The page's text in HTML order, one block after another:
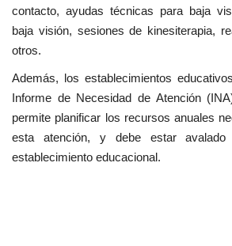
contacto, ayudas técnicas para baja
baja visión, sesiones de kinesiterapia,
otros.
Además, los establecimientos
Informe de Necesidad de Atención
permite planificar los recursos anuales
esta atención, y debe estar
establecimiento educacional.